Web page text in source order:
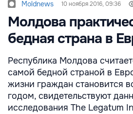
Moldnews 10 ноября 2016, 09:36
Молдова
бедная страна в
Республика Молдова
самой бедной страной в
жизни граждан становится
годом, свидетельствуют
исследования The Legatum